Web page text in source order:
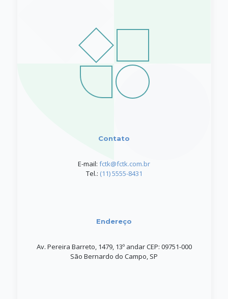
Contato
E-mail: fctk@fctk.com.br
Tel.: (11) 5555-8431
Endereço
Av. Pereira Barreto, 1479, 13º andar CEP: 09751-000
São Bernardo do Campo, SP